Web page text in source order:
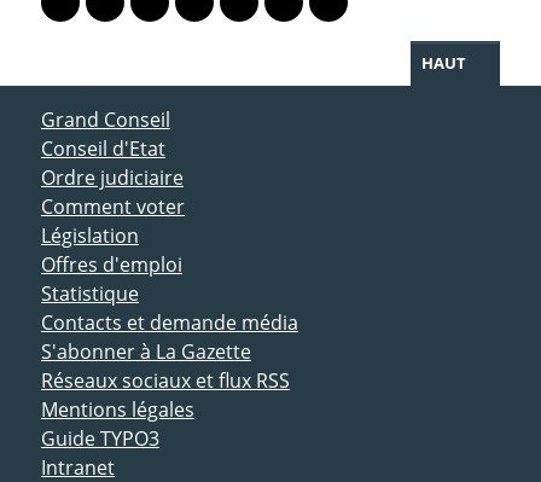
Lien vers le profil Mastodon
Lien vers le profil Bluesky
Lien vers le profil Instagram
Lien vers le profil Linkedin
Lien vers le profil Facebook
Lien vers le profil Twitter
Partager par WhatsApp
HAUT
ACCÈS DIRECT
Grand Conseil
Conseil d'Etat
Ordre judiciaire
Comment voter
Législation
Offres d'emploi
Statistique
Contacts et demande média
S'abonner à La Gazette
Réseaux sociaux et flux RSS
Mentions légales
Guide TYPO3
Intranet